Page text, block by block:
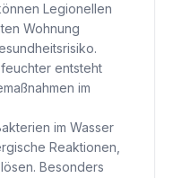
Legionellen
Wohnung
entsteht
im
im Wasser
Reaktionen,
Besonders